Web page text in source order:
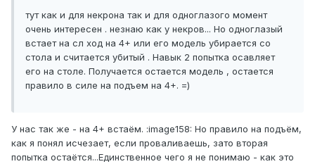
тут как и для некрона так и для одноглазого момент
очень интересен . незнаю как у некров... Но одноглазый
встает на сл ход на 4+ или его модель убирается со
стола и считается убитый . Навык 2 попытка осавляет
его на столе. Получается остается модель , остается
правило в силе на подъем на 4+. =)
У нас так же - на 4+ встаём. :image158: Но правило на подъём,
как я понял исчезает, если проваливаешь, зато вторая
попытка остаётся...Единственное чего я не понимаю - как это